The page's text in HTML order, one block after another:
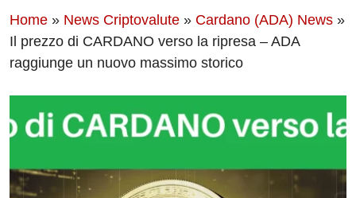
Home » News Criptovalute » Cardano (ADA) News »
Il prezzo di CARDANO verso la ripresa – ADA
raggiunge un nuovo massimo storico